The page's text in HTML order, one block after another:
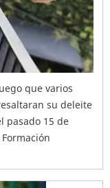
que varios
su deleite
pasado 15 de